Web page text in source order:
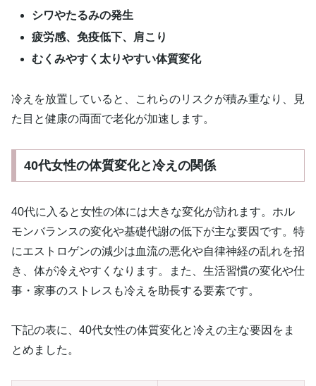
シワやたるみの発生
疲労感、免疫低下、肩こり
むくみやすく太りやすい体質変化
冷えを放置していると、これらのリスクが積み重なり、見
た目と健康の両面で老化が加速します。
40代女性の体質変化と冷えの関係
40代に入ると女性の体には大きな変化が訪れます。ホル
モンバランスの変化や基礎代謝の低下が主な要因です。特
にエストロゲンの減少は血流の悪化や自律神経の乱れを招
き、体が冷えやすくなります。また、生活習慣の変化や仕
事・家事のストレスも冷えを助長する要素です。
下記の表に、40代女性の体質変化と冷えの主な要因をま
とめました。